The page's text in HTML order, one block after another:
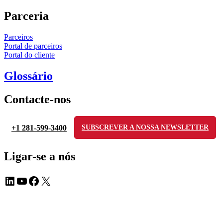
Parceria
Parceiros
Portal de parceiros
Portal do cliente
Glossário
Contacte-nos
+1 281-599-3400 SUBSCREVER A NOSSA NEWSLETTER
Ligar-se a nós